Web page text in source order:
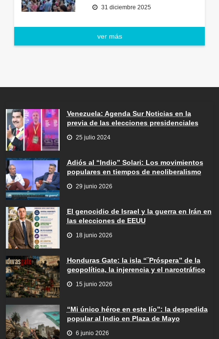
31 diciembre 2025
ver más
Venezuela: Agenda Sur Noticias en la
previa de las elecciones presidenciales
25 julio 2024
Adiós al “Indio” Solari: Los movimientos
populares en tiempos de neoliberalismo
29 junio 2026
El genocidio de Israel y la guerra en Irán en
las elecciones de EEUU
18 junio 2026
Honduras Gate: la isla “¨Próspera” de la
geopolítica, la injerencia y el narcotráfico
15 junio 2026
“Mi único héroe en este lío”: la despedida
popular al Indio en Plaza de Mayo
6 junio 2026